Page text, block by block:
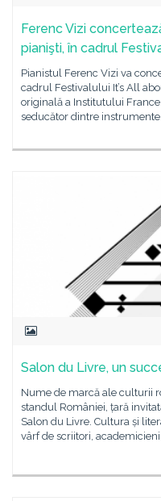
Ferenc Vizi
pianişti, în cadrul
Pianistul Ferenc Vizi va
cadrul Festivalului It’s All
originală a Institutului
seducător dintre
Salon du Livre, un
Nume de marcă ale culturii
standul României, țară
Salon du Livre. Cultura și
vârf de scriitori,